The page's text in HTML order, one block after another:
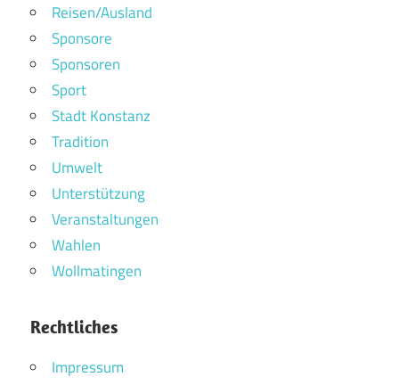
Reisen/Ausland
Sponsore
Sponsoren
Sport
Stadt Konstanz
Tradition
Umwelt
Unterstützung
Veranstaltungen
Wahlen
Wollmatingen
Rechtliches
Impressum